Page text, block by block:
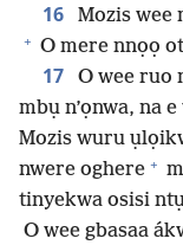
16 Mozis wee
+ O mere nnọọ
17
O wee ruo
mbụ n’ọnwa, na
Mozis wuru
nwere oghere +
tinyekwa osisi
O wee gbasaa